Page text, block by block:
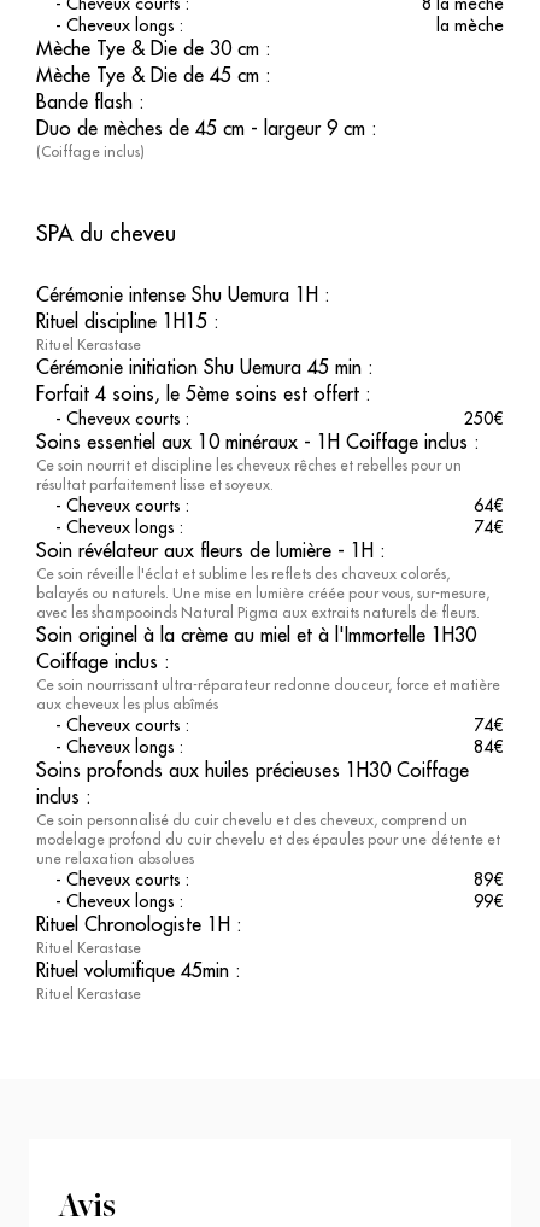
- Cheveux courts :
8 la mèche
- Cheveux longs : la mèche
Mèche Tye & Die de 30 cm :
Mèche Tye & Die de 45 cm :
Bande flash :
Duo de mèches de 45 cm - largeur 9 cm :
(Coiffage inclus)
SPA du cheveu
Cérémonie intense Shu Uemura 1H :
Rituel discipline 1H15 :
Rituel Kerastase
Cérémonie initiation Shu Uemura 45 min :
Forfait 4 soins, le 5ème soins est offert :
- Cheveux courts : 250€
Soins essentiel aux 10 minéraux - 1H Coiffage inclus :
Ce soin nourrit et discipline les cheveux rêches et rebelles pour un
résultat parfaitement lisse et soyeux.
- Cheveux courts : 64€
- Cheveux longs : 74€
Soin révélateur aux fleurs de lumière - 1H :
Ce soin réveille l'éclat et sublime les reflets des chaveux colorés,
balayés ou naturels. Une mise en lumière créée pour vous, sur-mesure,
avec les shampooinds Natural Pigma aux extraits naturels de fleurs.
Soin originel à la crème au miel et à l'Immortelle 1H30
Coiffage inclus :
Ce soin nourrissant ultra-réparateur redonne douceur, force et matière
aux cheveux les plus abîmés
- Cheveux courts : 74€
- Cheveux longs : 84€
Soins profonds aux huiles précieuses 1H30 Coiffage
inclus :
Ce soin personnalisé du cuir chevelu et des cheveux, comprend un
modelage profond du cuir chevelu et des épaules pour une détente et
une relaxation absolues
- Cheveux courts : 89€
- Cheveux longs : 99€
Rituel Chronologiste 1H :
Rituel Kerastase
Rituel volumifique 45min :
Rituel Kerastase
Avis